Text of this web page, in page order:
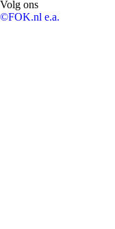
Volg ons
©FOK.nl e.a.